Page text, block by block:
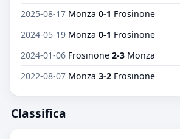
2025-08-17 Monza 0-1 Frosinone
2024-05-19 Monza 0-1 Frosinone
2024-01-06 Frosinone 2-3 Monza
2022-08-07 Monza 3-2 Frosinone
Classifica